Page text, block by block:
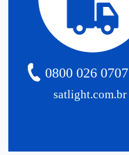
satlight.com.br
0800 026 0707